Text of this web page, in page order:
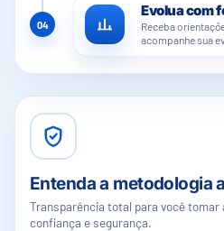
04
Evolua com
Receba
acompanhe sua
Entenda a metodologia
Transparência total para você tomar
confiança e segurança.